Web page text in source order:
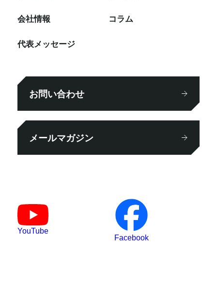
会社情報
代表メッセージ
コラム
お問い合わせ
メールマガジン
YouTube
Facebook